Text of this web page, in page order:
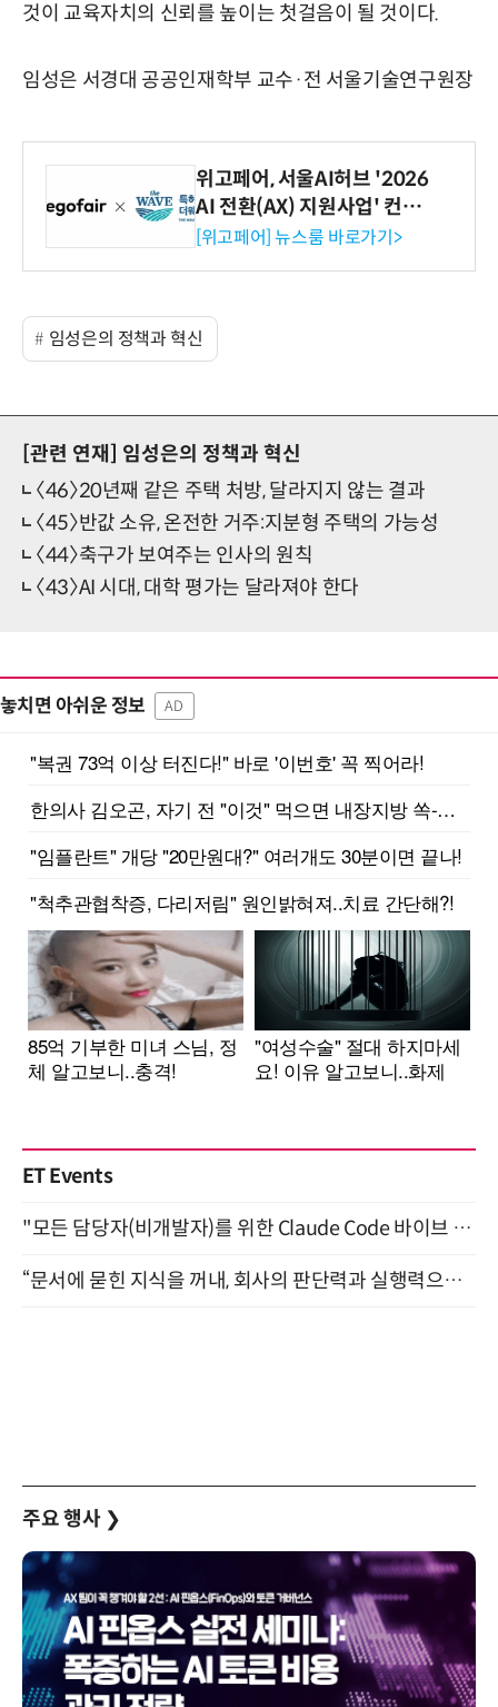
것이 교육자치의 신뢰를 높이는 첫걸음이 될 것이다.
임성은 서경대 공공인재학부 교수·전 서울기술연구원장
위고페어, 서울AI허브 '2026
AI 전환(AX) 지원사업' 컨소
시엄 선정
[위고페어] 뉴스룸 바로가기>
임성은의 정책과 혁신
[관련 연재]
임성은의 정책과 혁신
〈46〉20년째 같은 주택 처방, 달라지지 않는 결과
〈45〉반값 소유, 온전한 거주:지분형 주택의 가능성
〈44〉축구가 보여주는 인사의 원칙
〈43〉AI 시대, 대학 평가는 달라져야 한다
놓치면 아쉬운 정보 AD
ET Events
"모든 담당자(비개발자)를 위한 Claude Code 바이브 코딩 2-day 부트캠프" 9월 16~17일 개최
“문서에 묻힌 지식을 꺼내, 회사의 판단력과 실행력으로 바꾸다” (8/20)
주요 행사 ❯